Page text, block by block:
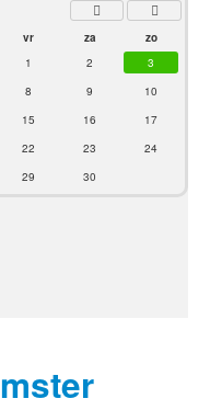
vr za
zo
1
2
3
8 9
10
15 16
17
22 23
24
29 30